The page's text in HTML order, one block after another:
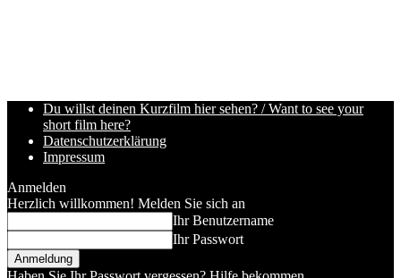
Du willst deinen Kurzfilm hier sehen? / Want to see your
short film here?
Datenschutzerklärung
Impressum
Anmelden
Herzlich willkommen! Melden Sie sich an
Ihr Benutzername
Ihr Passwort